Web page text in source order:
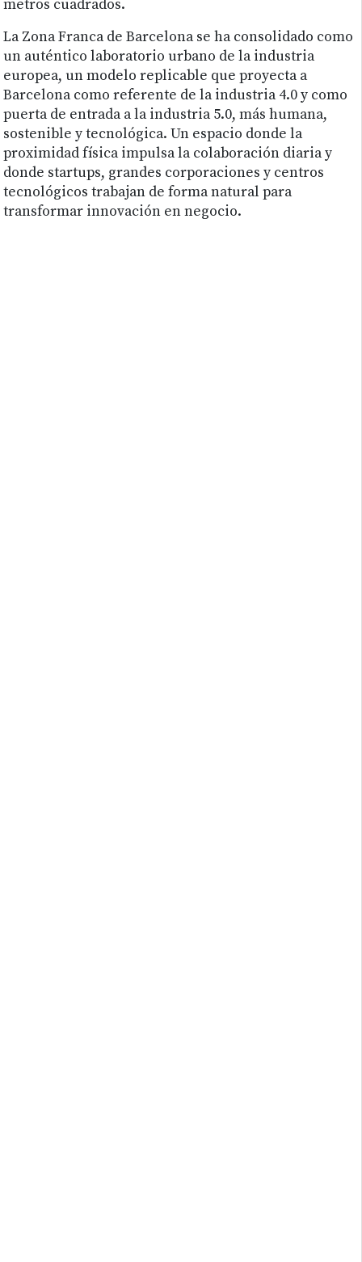
metros cuadrados.
La Zona Franca de Barcelona se ha consolidado como
un auténtico laboratorio urbano de la industria
europea, un modelo replicable que proyecta a
Barcelona como referente de la industria 4.0 y como
puerta de entrada a la industria 5.0, más humana,
sostenible y tecnológica. Un espacio donde la
proximidad física impulsa la colaboración diaria y
donde startups, grandes corporaciones y centros
tecnológicos trabajan de forma natural para
transformar innovación en negocio.